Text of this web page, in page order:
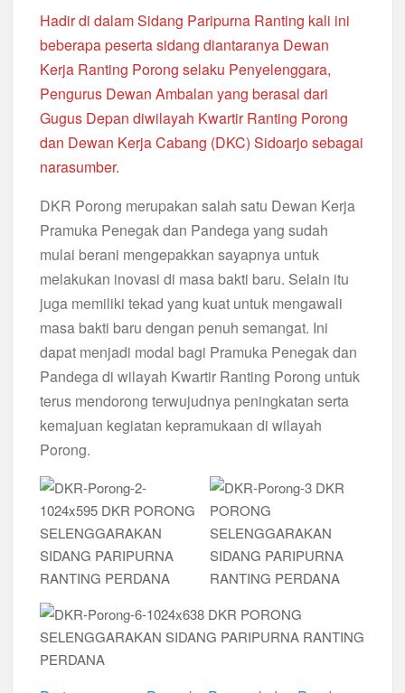
Hadir di dalam Sidang Paripurna Ranting kali ini
beberapa peserta sidang diantaranya Dewan
Kerja Ranting Porong selaku Penyelenggara,
Pengurus Dewan Ambalan yang berasal dari
Gugus Depan diwilayah Kwartir Ranting Porong
dan Dewan Kerja Cabang (DKC) Sidoarjo sebagai
narasumber.
DKR Porong merupakan salah satu Dewan Kerja
Pramuka Penegak dan Pandega yang sudah
mulai berani mengepakkan sayapnya untuk
melakukan inovasi di masa bakti baru. Selain itu
juga memiliki tekad yang kuat untuk mengawali
masa bakti baru dengan penuh semangat. Ini
dapat menjadi modal bagi Pramuka Penegak dan
Pandega di wilayah Kwartir Ranting Porong untuk
terus mendorong terwujudnya peningkatan serta
kemajuan kegiatan kepramukaan di wilayah
Porong.